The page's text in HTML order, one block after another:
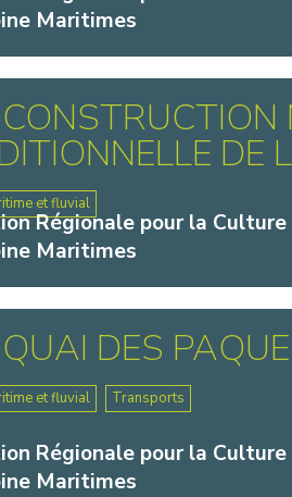
Maritimes
DE
Régionale pour la
Maritimes
et fluvial
DES
Régionale pour la
Maritimes
et fluvial Transports